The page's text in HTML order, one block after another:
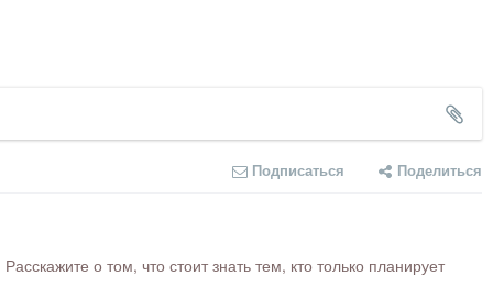
Подписаться Поделиться
о том, что стоит знать тем, кто только планирует